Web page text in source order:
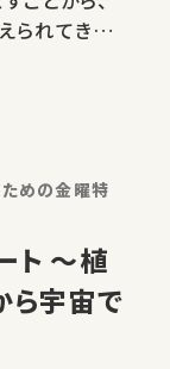
られてきま
ように病原
に活用し…
めの金曜特
ト ～植
ら宇宙で